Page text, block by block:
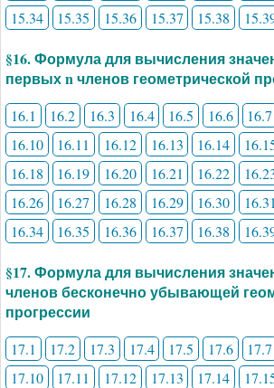
15.34
15.35 15.36 15.37 15.38
§16. Формула для вычисления
первых n членов геометрической
16.1 16.2 16.3 16.4 16.5 16.6 16.7
16.10
16.11 16.12 16.13 16.14
16.18
16.19 16.20 16.21 16.22
16.26
16.27 16.28 16.29 16.30 16.31
16.34
16.35 16.36 16.37 16.38
§17. Формула для вычисления
членов бесконечно убывающей
прогрессии
17.1 17.2 17.3 17.4 17.5 17.6 17.7
17.10
17.11 17.12 17.13 17.14